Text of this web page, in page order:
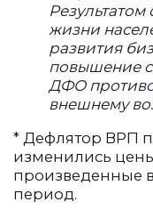
* Дефлятор ВРП
изменились
произведенные
период.